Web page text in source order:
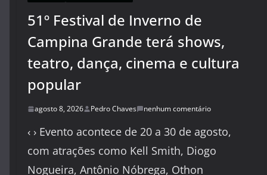
51º Festival de Inverno de
Campina Grande terá shows,
teatro, dança, cinema e cultura
popular
agosto 8, 2026 Pedro Chaves nenhum comentário
‹ › Evento acontece de 20 a 30 de agosto,
com atrações como Kell Smith, Diogo
Nogueira, Antônio Nóbrega, Othon